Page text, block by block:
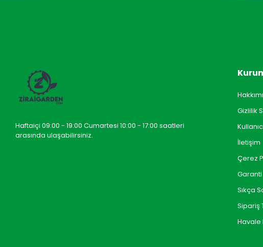
Haftaiçi 09:00 - 19:00 Cumartesi 10:00 - 17:00 saatleri
arasında ulaşabilirsiniz.
Gizlilik
İletişim
Çerez
Garanti
Sıkça
Sipariş
Havale